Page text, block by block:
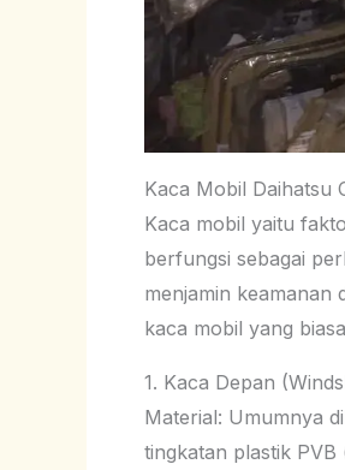
Kaca Mobil Daihatsu
Kaca mobil yaitu
berfungsi sebagai
menjamin keamanan
kaca mobil yang
1. Kaca Depan
Material: Umumnya
tingkatan plastik